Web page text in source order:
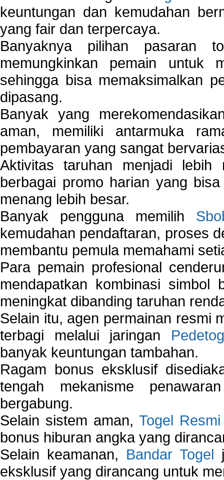
keuntungan dan kemudahan
yang fair dan terpercaya.
Banyaknya pilihan pasaran
memungkinkan pemain untuk
sehingga bisa memaksimalkan
dipasang.
Banyak yang
aman, memiliki antarmuka
pembayaran yang sangat
Aktivitas taruhan menjadi
berbagai promo harian yang
menang lebih besar.
Banyak pengguna memilih
kemudahan pendaftaran, proses
membantu pemula memahami
Para pemain profesional
mendapatkan kombinasi
meningkat dibanding taruhan
Selain itu, agen permainan resmi
terbagi melalui jaringan
banyak keuntungan tambahan.
Ragam bonus eksklusif
tengah mekanisme
bergabung.
Selain sistem aman, Togel Resmi
bonus hiburan angka yang
Selain keamanan, Bandar Togel
eksklusif yang dirancang untuk